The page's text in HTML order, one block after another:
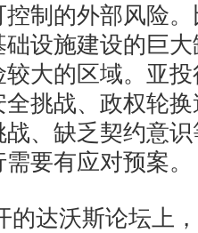
制的外部风险
设施建设的巨
大的区域。亚
挑战、政权轮
、缺乏契约意
要有应对预案。
的达沃斯论坛上